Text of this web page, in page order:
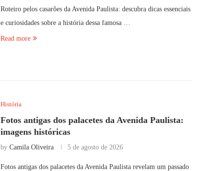
Roteiro pelos casarões da Avenida Paulista: descubra dicas essenciais
e curiosidades sobre a história dessa famosa …
Read more
História
Fotos antigas dos palacetes da Avenida Paulista:
imagens históricas
by Camila Oliveira 5 de agosto de 2026
Fotos antigas dos palacetes da Avenida Paulista revelam um passado